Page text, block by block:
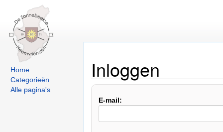
Home
Categorieën
Alle pagina's
Inloggen
E-mail: